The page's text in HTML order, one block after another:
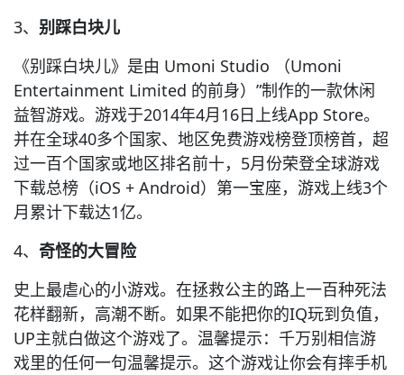
3、 别踩白块儿
《别踩白块儿》是由 Umoni Studio （Umoni
Entertainment Limited 的前身）”制作的一款休闲
益智游戏。游戏于2014年4月16日上线App Store。
并在全球40多个国家、地区免费游戏榜登顶榜首，超
过一百个国家或地区排名前十，5月份荣登全球游戏
下载总榜（iOS + Android）第一宝座，游戏上线3个
月累计下载达1亿。
4、 奇怪的大冒险
史上最虐心的小游戏。在拯救公主的路上一百种死法
花样翻新，高潮不断。如果不能把你的IQ玩到负值，
UP主就白做这个游戏了。温馨提示：千万别相信游
戏里的任何一句温馨提示。这个游戏让你会有摔手机